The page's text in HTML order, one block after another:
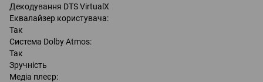
Декодування DTS VirtualX
Еквалайзер користувача:
Так
Система Dolby Atmos:
Так
Зручність
Медіа плеєр: